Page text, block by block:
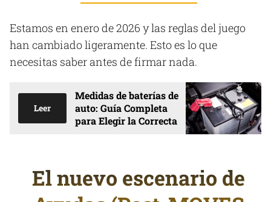
Estamos en enero de 2026 y las reglas del juego
han cambiado ligeramente. Esto es lo que
necesitas saber antes de firmar nada.
Leer
Medidas de baterías de
auto: Guía Completa
para Elegir la Correcta
El nuevo escenario de